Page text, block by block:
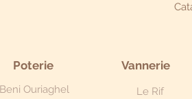
Poterie
Beni Ouriaghel
Vannerie
Le Rif